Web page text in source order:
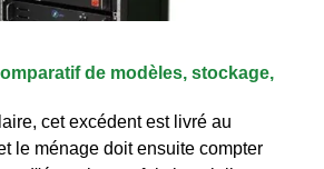
de modèles, stockage,
cet excédent est livré au
le ménage doit ensuite compter